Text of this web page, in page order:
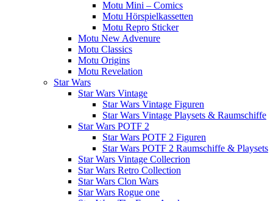
Motu Mini – Comics
Motu Hörspielkassetten
Motu Repro Sticker
Motu New Advenure
Motu Classics
Motu Origins
Motu Revelation
Star Wars
Star Wars Vintage
Star Wars Vintage Figuren
Star Wars Vintage Playsets & Raumschiffe
Star Wars POTF 2
Star Wars POTF 2 Figuren
Star Wars POTF 2 Raumschiffe & Playsets
Star Wars Vintage Collecrion
Star Wars Retro Collection
Star Wars Clon Wars
Star Wars Rogue one